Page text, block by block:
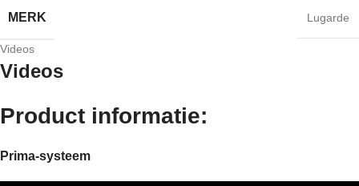
MERK Lugarde
Videos
Videos
Product informatie:
Prima-systeem